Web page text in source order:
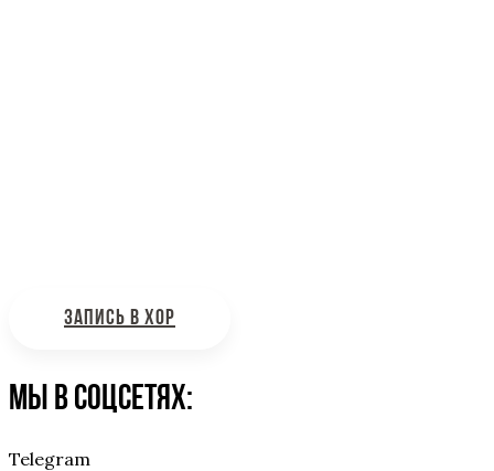
ЗАПИСЬ В ХОР
Мы в соцсетях:
Telegram